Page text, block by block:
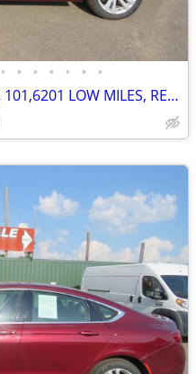
• • • • • • •
2015 CHRYSLER 200 LIMITED, 101,6201 LOW MILES, RELIABLE, GREAT RIDE!!!